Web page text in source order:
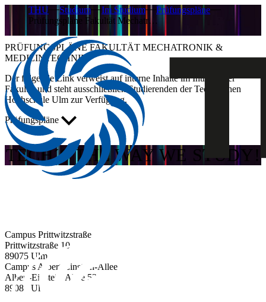
THU Studium Im Studium
Prüfungspläne
Prüfungspläne Fakultät Mechatr…
PRÜFUNGSPLÄNE FAKULTÄT MECHATRONIK &
MEDIZINTECHNIK
Der folgende Link verweist auf interne Inhalte im Intranet der
Fakultät und steht ausschließlich Studierenden der Technischen
Hochschule Ulm zur Verfügung.
Prüfungspläne
TECH´S THE WAY WE STUDY!
Campus Prittwitzstraße
Prittwitzstraße 10
89075 Ulm
Campus Albert-Einstein-Allee
Albert-Einstein-Allee 53/​55
89081 Ulm